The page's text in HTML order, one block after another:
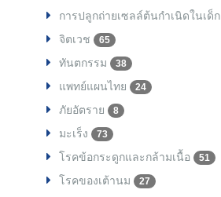
การปลูกถ่ายเซลล์ต้นกำเนิดในเด็ก
จิตเวช 65
ทันตกรรม 38
แพทย์แผนไทย 24
ภัยอัตราย 8
มะเร็ง 73
โรคข้อกระดูกและกล้ามเนื้อ 51
โรคของเต้านม 27